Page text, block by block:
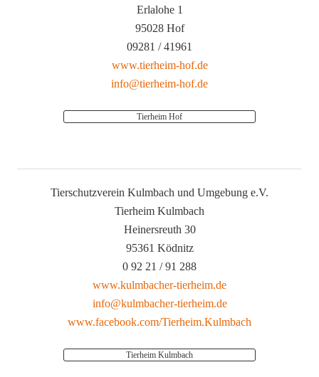
Erlalohe 1
95028 Hof
09281 / 41961
www.tierheim-hof.de
info@tierheim-hof.de
Tierheim Hof
Tierschutzverein Kulmbach und Umgebung e.V.
Tierheim Kulmbach
Heinersreuth 30
95361 Ködnitz
0 92 21 / 91 288
www.kulmbacher-tierheim.de
info@kulmbacher-tierheim.de
www.facebook.com/Tierheim.Kulmbach
Tierheim Kulmbach